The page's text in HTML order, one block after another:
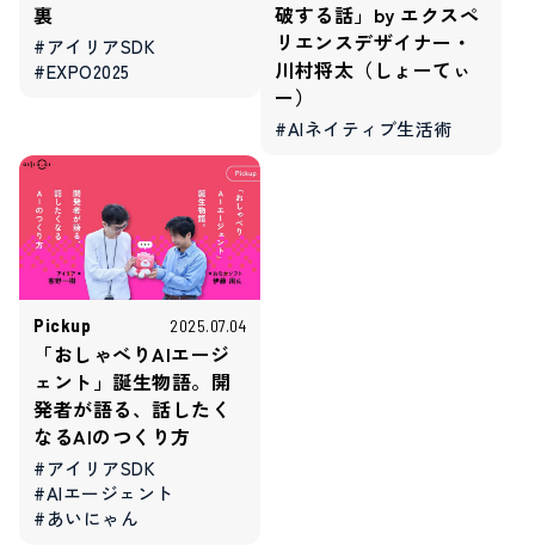
裏
#アイリアSDK
#EXPO2025
破する話」by エクスペ
リエンスデザイナー・
川村将太（しょーてぃ
ー）
#AIネイティブ生活術
Pickup 2025.07.04
「おしゃべりAIエージ
ェント」誕生物語。開
発者が語る、話したく
なるAIのつくり方
#アイリアSDK
#AIエージェント
#あいにゃん